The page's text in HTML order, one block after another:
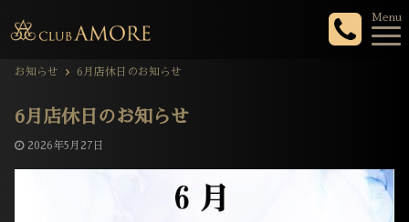
Menu
お知らせ 6月店休日のお知らせ
6月店休日のお知らせ
2026年5月27日